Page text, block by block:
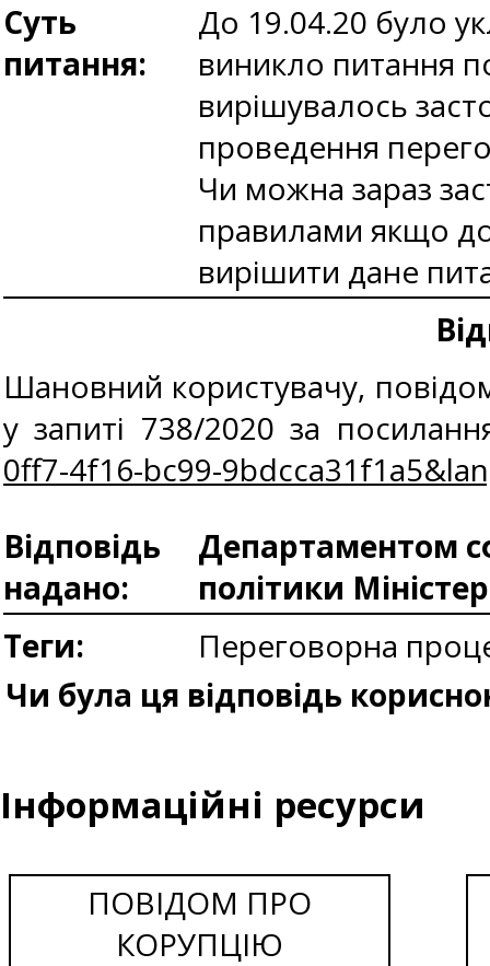
Суть
питання:
До 19.04.20 було
виникло питання
вирішувалось
проведення
Чи можна зараз
правилами якщо
вирішити дане
Шановний користувачу,
у запиті 738/2020 за
0ff7-4f16-bc99-
Відповідь
надано:
Департаментом
політики
Теги:
Переговорна
Чи була ця відповідь
Інформаційні ресурси
ПОВІДОМ ПРО
КОРУПЦІЮ